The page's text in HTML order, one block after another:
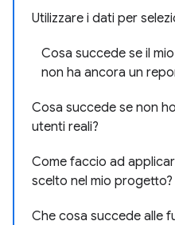
Utilizzare i dati per
Cosa succede se il
non ha ancora un
Cosa succede se non
utenti reali?
Come faccio ad
scelto nel mio progetto?
Che cosa succede alle